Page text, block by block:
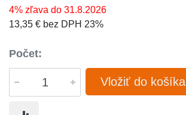
4% zľava do 31.8.2026
13,35 € bez DPH 23%
Počet:
Vložiť do košíka